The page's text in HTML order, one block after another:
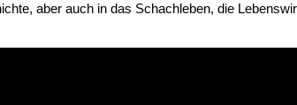
aber auch in das Schachleben, die